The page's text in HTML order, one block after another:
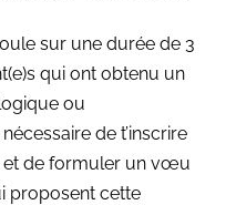
sur une durée de 3
qui ont obtenu un
ou
de t’inscrire
et de formuler un vœu
proposent cette